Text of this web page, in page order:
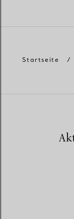
Startseite /